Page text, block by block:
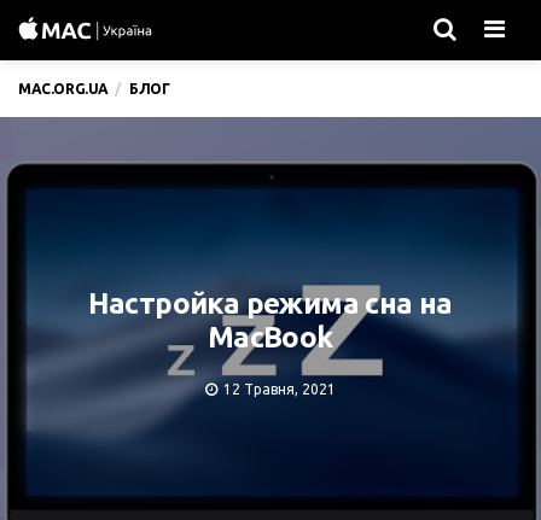
MAC.ORG.UA БЛОГ
Настройка режима сна на
MacBook
12 Травня, 2021